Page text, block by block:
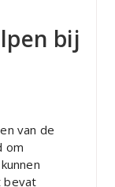
bij
van de
om
bevat